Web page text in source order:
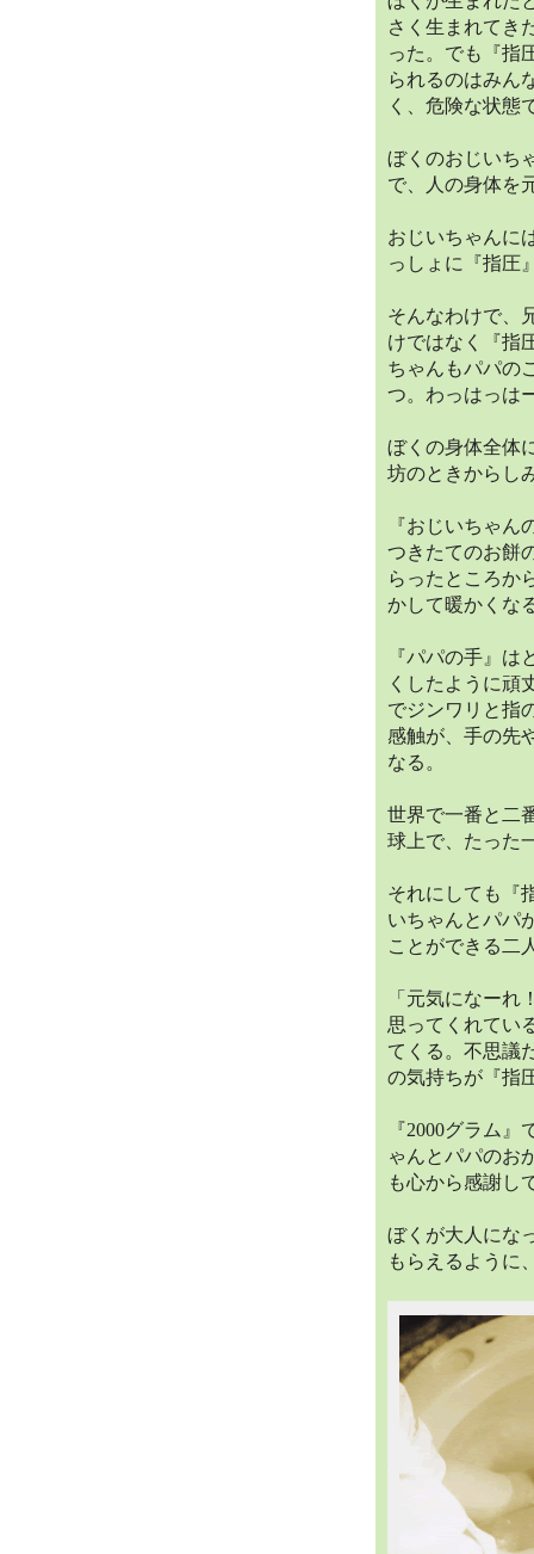
さく生まれてき
った。でも『指
られるのはみん
く、危険な状態
ぼくのおじいち
で、人の身体を
おじいちゃんに
っしょに『指圧
そんなわけで、
けではなく『指
ちゃんもパパの
つ。わっはっは
ぼくの身体全体
坊のときからし
『おじいちゃ
つきたてのお餅
らったところか
かして暖かくな
『パパの手』
くしたように頑
でジンワリと指
感触が、手の先
なる。
世界で一番と二
球上で、たった
それにしても『
いちゃんとパパ
ことができる二
「元気になー
思ってくれてい
てくる。不思議
の気持ちが『指
『2000グラム
ゃんとパパのお
も心から感謝し
ぼくが大人にな
もらえるように